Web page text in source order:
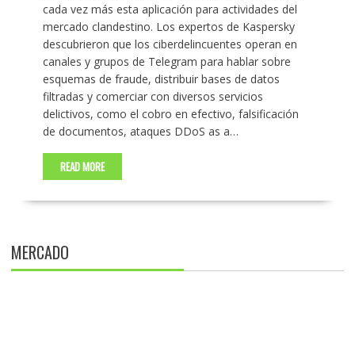
cada vez más esta aplicación para actividades del
mercado clandestino. Los expertos de Kaspersky
descubrieron que los ciberdelincuentes operan en
canales y grupos de Telegram para hablar sobre
esquemas de fraude, distribuir bases de datos
filtradas y comerciar con diversos servicios
delictivos, como el cobro en efectivo, falsificación
de documentos, ataques DDoS as a…
READ MORE
MERCADO